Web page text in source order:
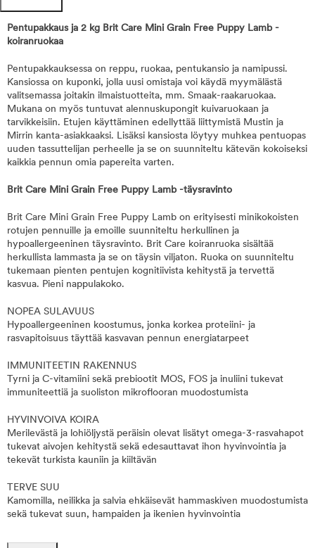
Pentupakkaus ja 2 kg Brit Care Mini Grain Free Puppy Lamb -
koiranruokaa
Pentupakkauksessa on reppu, ruokaa, pentukansio ja namipussi.
Kansiossa on kuponki, jolla uusi omistaja voi käydä myymälästä
valitsemassa joitakin ilmaistuotteita, mm. Smaak-raakaruokaa.
Mukana on myös tuntuvat alennuskupongit kuivaruokaan ja
tarvikkeisiin. Etujen käyttäminen edellyttää liittymistä Mustin ja
Mirrin kanta-asiakkaaksi. Lisäksi kansiosta löytyy muhkea pentuopas
uuden tassuttelijan perheelle ja se on suunniteltu kätevän kokoiseksi
kaikkia pennun omia papereita varten.
Brit Care Mini Grain Free Puppy Lamb -täysravinto
Brit Care Mini Grain Free Puppy Lamb on erityisesti minikokoisten
rotujen pennuille ja emoille suunniteltu herkullinen ja
hypoallergeeninen täysravinto. Brit Care koiranruoka sisältää
herkullista lammasta ja se on täysin viljaton. Ruoka on suunniteltu
tukemaan pienten pentujen kognitiivista kehitystä ja tervettä
kasvua. Pieni nappulakoko.
NOPEA SULAVUUS
Hypoallergeeninen koostumus, jonka korkea proteiini- ja
rasvapitoisuus täyttää kasvavan pennun energiatarpeet
IMMUNITEETIN RAKENNUS
Tyrni ja C-vitamiini sekä prebiootit MOS, FOS ja inuliini tukevat
immuniteettiä ja suoliston mikroflooran muodostumista
HYVINVOIVA KOIRA
Merilevästä ja lohiöljystä peräisin olevat lisätyt omega-3-rasvahapot
tukevat aivojen kehitystä sekä edesauttavat ihon hyvinvointia ja
tekevät turkista kauniin ja kiiltävän
TERVE SUU
Kamomilla, neilikka ja salvia ehkäisevät hammaskiven muodostumista
sekä tukevat suun, hampaiden ja ikenien hyvinvointia